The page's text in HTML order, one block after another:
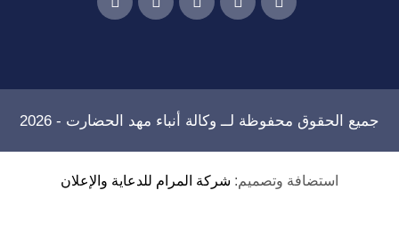
جميع الحقوق محفوظة لــ وكالة أنباء مهد الحضارت - 2026
استضافة وتصميم: شركة المرام للدعاية والإعلان